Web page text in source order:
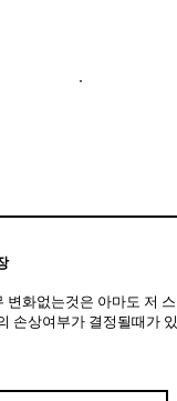
변화없는것은 아마도 저
손상여부가 결정될때가